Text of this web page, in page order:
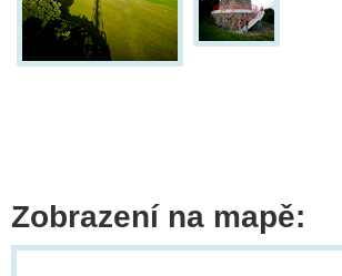
Zobrazení na mapě: